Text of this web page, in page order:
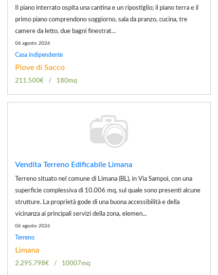
Il piano interrato ospita una cantina e un ripostiglio; il piano terra e il
primo piano comprendono soggiorno, sala da pranzo, cucina, tre
camere da letto, due bagni finestrat...
06 agosto 2026
Casa indipendente
Piove di Sacco
211.500€ 180mq
Vendita Terreno Edificabile Limana
Terreno situato nel comune di Limana (BL), in Via Sampoi, con una
superficie complessiva di 10.006 mq, sul quale sono presenti alcune
strutture. La proprietà gode di una buona accessibilità e della
vicinanza ai principali servizi della zona, elemen...
06 agosto 2026
Terreno
Limana
2.295.798€ 10007mq